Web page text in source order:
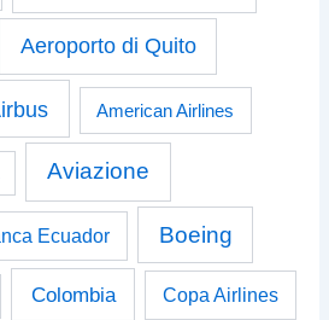
Aeroporto di Quito
American Airlines
Aviazione
Ecuador Boeing
Colombia Copa Airlines